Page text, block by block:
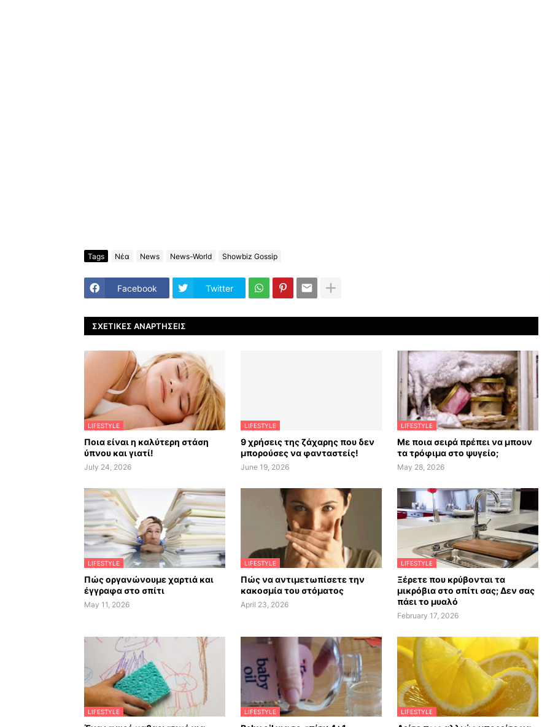
Tags Νέα News News-World Showbiz Gossip
Facebook Twitter
ΣΧΕΤΙΚΈΣ ΑΝΑΡΤΉΣΕΙΣ
LIFESTYLE
Ποια είναι η καλύτερη στάση
ύπνου και γιατί!
July 24, 2026
LIFESTYLE
9 χρήσεις της ζάχαρης που δεν
μπορούσες να φανταστείς!
June 19, 2026
LIFESTYLE
Με ποια σειρά πρέπει να μπουν
τα τρόφιμα στο ψυγείο;
May 28, 2026
LIFESTYLE
Πώς οργανώνουμε χαρτιά και
έγγραφα στο σπίτι
May 11, 2026
LIFESTYLE
Πώς να αντιμετωπίσετε την
κακοσμία του στόματος
April 23, 2026
LIFESTYLE
Ξέρετε που κρύβονται τα
μικρόβια στο σπίτι σας; Δεν σας
πάει το μυαλό
February 17, 2026
LIFESTYLE LIFESTYLE LIFESTYLE